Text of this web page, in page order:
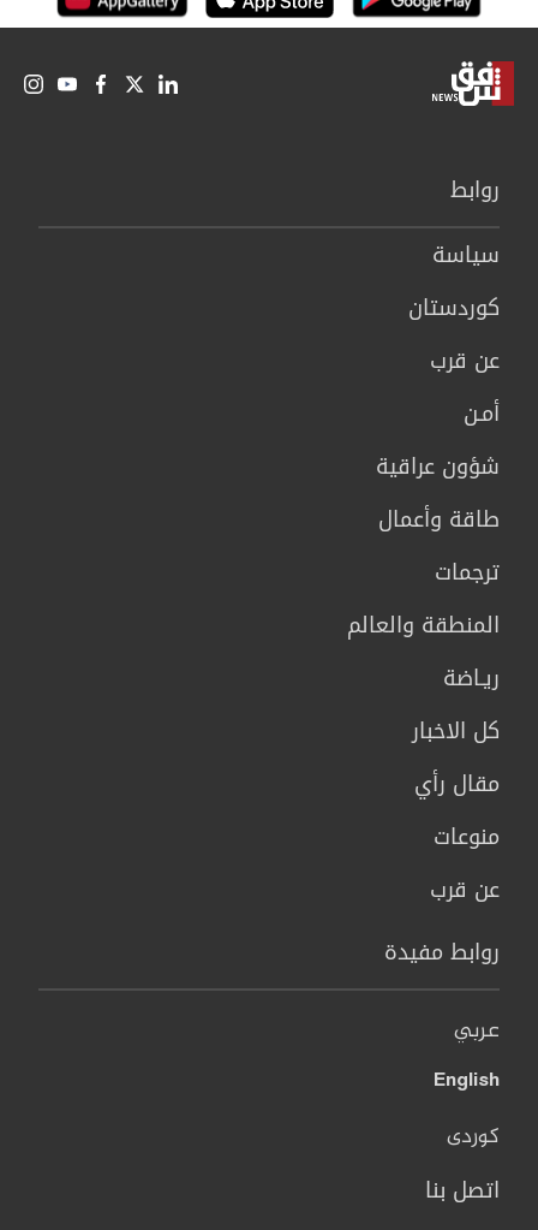
روابط
سیاسة
كوردستان
عن قرب
أمـن
شؤون عراقية
طاقة وأعمال
ترجمات
المنطقة والعالم
ريـاضة
كل الاخبار
مقال رأي
منوعات
عن قرب
روابط مفيدة
عربي
English
کوردی
اتصل بنا